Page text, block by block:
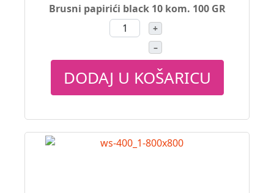
Brusni papirići black 10 kom. 100 GR
+
–
DODAJ U KOŠARICU